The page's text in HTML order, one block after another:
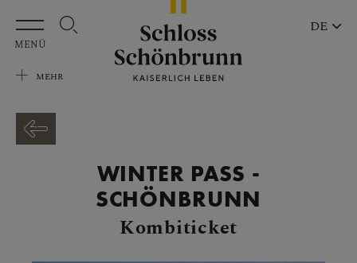
Zum Hauptinhalt springen
MENÜ
MEHR
DE
WINTER PASS -
SCHÖNBRUNN
Kombiticket